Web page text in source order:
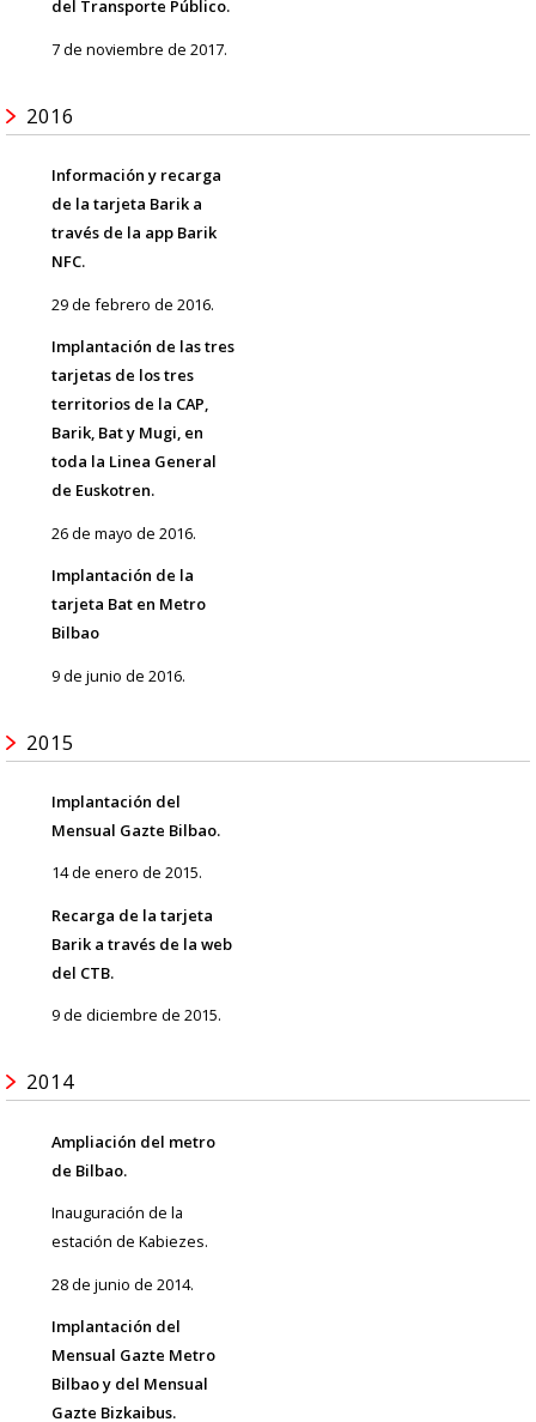
del Transporte Público.
7 de noviembre de 2017.
2016
Información y recarga
de la tarjeta Barik a
través de la app Barik
NFC.
29 de febrero de 2016.
Implantación de las tres
tarjetas de los tres
territorios de la CAP,
Barik, Bat y Mugi, en
toda la Linea General
de Euskotren.
26 de mayo de 2016.
Implantación de la
tarjeta Bat en Metro
Bilbao
9 de junio de 2016.
2015
Implantación del
Mensual Gazte Bilbao.
14 de enero de 2015.
Recarga de la tarjeta
Barik a través de la web
del CTB.
9 de diciembre de 2015.
2014
Ampliación del metro
de Bilbao.
Inauguración de la
estación de Kabiezes.
28 de junio de 2014.
Implantación del
Mensual Gazte Metro
Bilbao y del Mensual
Gazte Bizkaibus.